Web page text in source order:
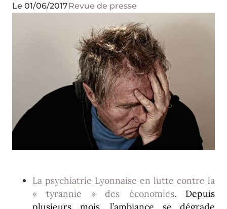
Le 01/06/2017Revue de presse
La psychiatrie Lyonnaise en lutte contre la
« tyrannie » des économies. Depuis